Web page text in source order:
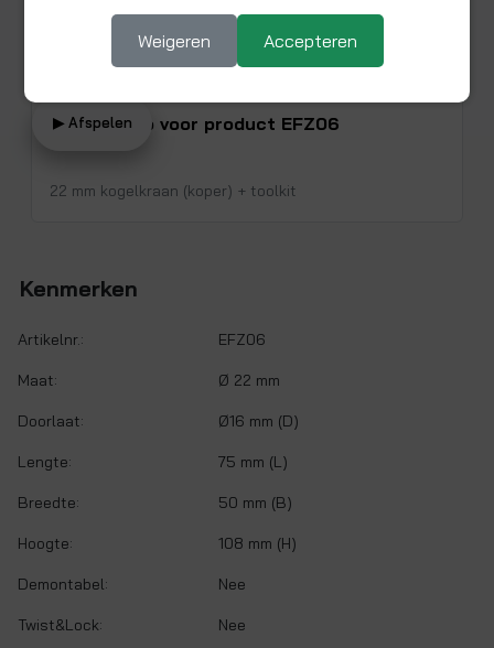
▶ Afspelen
Bekijk video voor product EFZ06
22 mm kogelkraan (koper) + toolkit
Kenmerken
Artikelnr.: EFZ06
Maat: Ø 22 mm
Doorlaat: Ø16 mm (D)
Lengte: 75 mm (L)
Breedte: 50 mm (B)
Hoogte: 108 mm (H)
Demontabel: Nee
Twist&Lock: Nee
Weigeren Accepteren